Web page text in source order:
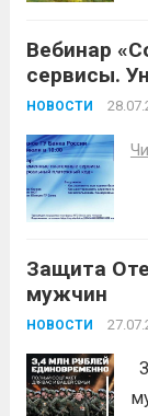
Вебинар
сервисы.
код»
НОВОСТИ
Защита
мужчин
НОВОСТИ